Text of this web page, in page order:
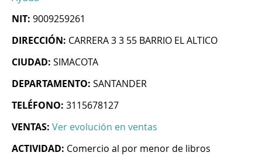
NIT: 9009259261
DIRECCIÓN: CARRERA 3 3 55 BARRIO EL ALTICO
CIUDAD: SIMACOTA
DEPARTAMENTO: SANTANDER
TELÉFONO: 3115678127
VENTAS: Ver evolución en ventas
ACTIVIDAD: Comercio al por menor de libros